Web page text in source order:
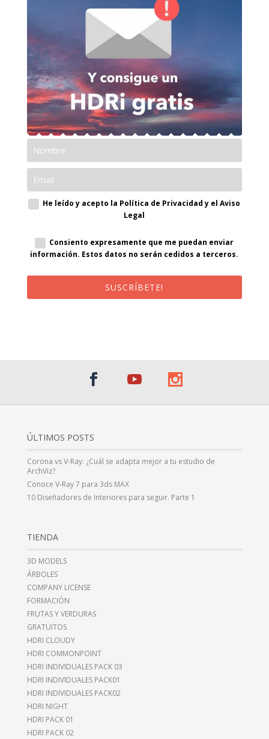
He leído y acepto la Política de Privacidad y el Aviso
Legal
Consiento expresamente que me puedan enviar
información. Estos datos no serán cedidos a terceros.
SUSCRÍBETE!
ÚLTIMOS POSTS
Corona vs V-Ray: ¿Cuál se adapta mejor a tu estudio de
ArchViz?
Conoce V-Ray 7 para 3ds MAX
10 Diseñadores de Interiores para seguir. Parte 1
TIENDA
3D MODELS
ÁRBOLES
COMPANY LICENSE
FORMACIÓN
FRUTAS Y VERDURAS
GRATUITOS
HDRI CLOUDY
HDRI COMMONPOINT
HDRI INDIVIDUALES PACK 03
HDRI INDIVIDUALES PACK01
HDRI INDIVIDUALES PACK02
HDRI NIGHT
HDRI PACK 01
HDRI PACK 02